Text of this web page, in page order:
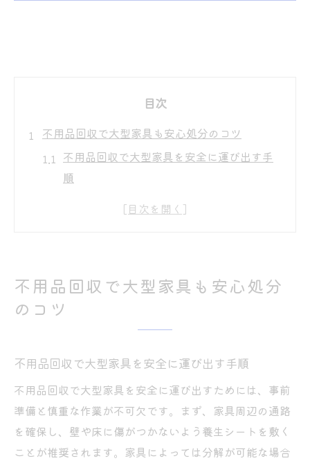
目次
不用品回収で大型家具も安心処分のコツ
不用品回収で大型家具を安全に運び出す手
順
不用品回収の流れと適切な業者選びの基準
名古屋市で賢く不用品回収を活用する方法
不用品回収を賢く選ぶための比較ポイント
無料持ち込みと不用品回収の使い分け術
不用品回収でおすすめの活用シーンとは
不用品回収の申込み手順を分かりやすく解
説
不用品回収で大型家具も安心処分
のコツ
不用品回収で大型家具を安全に運び出す手順
不用品回収で大型家具を安全に運び出すためには、事前
準備と慎重な作業が不可欠です。まず、家具周辺の通路
を確保し、壁や床に傷がつかないよう養生シートを敷く
ことが推奨されます。家具によっては分解が可能な場合